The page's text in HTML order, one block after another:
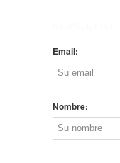
Email:
Nombre: